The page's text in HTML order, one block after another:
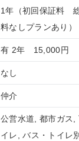
1年（初回保証料
料なしプランあり）
有 2年 15,000円
なし
仲介
公営水道, 都市ガス,
イレ, バス・トイレ